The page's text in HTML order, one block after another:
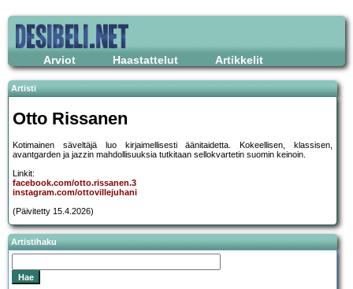
Arviot Haastattelut Artikkelit
Artisti
Otto Rissanen
Kotimainen säveltäjä luo kirjaimellisesti äänitaidetta. Kokeellisen, klassisen,
avantgarden ja jazzin mahdollisuuksia tutkitaan sellokvartetin suomin keinoin.
Linkit:
facebook.com/otto.rissanen.3
instagram.com/ottovillejuhani
(Päivitetty 15.4.2026)
Artistihaku